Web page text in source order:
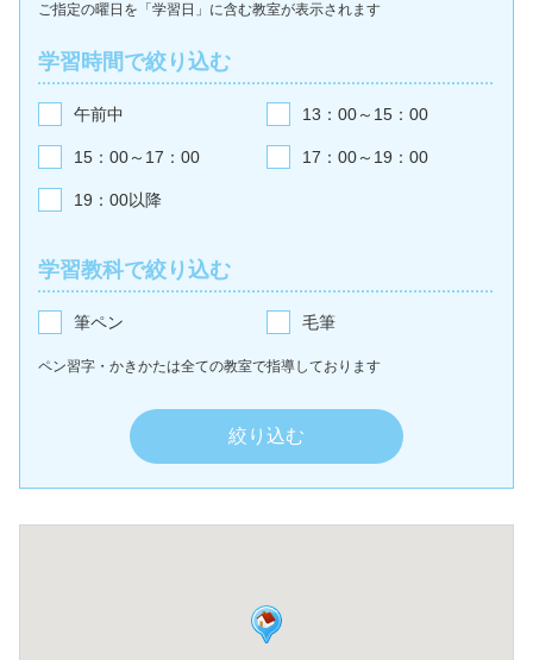
ご指定の曜日を「学習日」に含む教室が表示されます
学習時間で絞り込む
午前中 13：00～15：00
15：00～17：00 17：00～19：00
19：00以降
学習教科で絞り込む
筆ペン 毛筆
ペン習字・かきかたは全ての教室で指導しております